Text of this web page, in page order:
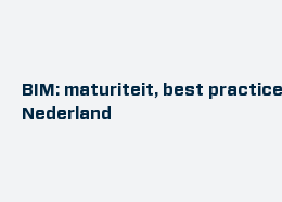
BIM: maturiteit, best
Nederland